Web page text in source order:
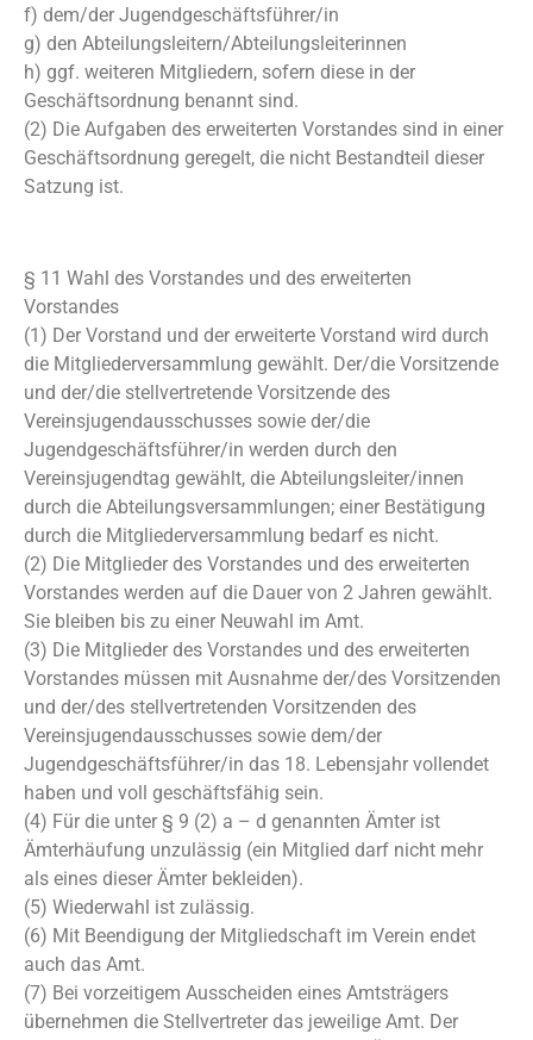
f) dem/der Jugendgeschäftsführer/in
g) den Abteilungsleitern/Abteilungsleiterinnen
h) ggf. weiteren Mitgliedern, sofern diese in der
Geschäftsordnung benannt sind.
(2) Die Aufgaben des erweiterten Vorstandes sind in einer
Geschäftsordnung geregelt, die nicht Bestandteil dieser
Satzung ist.
§ 11 Wahl des Vorstandes und des erweiterten
Vorstandes
(1) Der Vorstand und der erweiterte Vorstand wird durch
die Mitgliederversammlung gewählt. Der/die Vorsitzende
und der/die stellvertretende Vorsitzende des
Vereinsjugendausschusses sowie der/die
Jugendgeschäftsführer/in werden durch den
Vereinsjugendtag gewählt, die Abteilungsleiter/innen
durch die Abteilungsversammlungen; einer Bestätigung
durch die Mitgliederversammlung bedarf es nicht.
(2) Die Mitglieder des Vorstandes und des erweiterten
Vorstandes werden auf die Dauer von 2 Jahren gewählt.
Sie bleiben bis zu einer Neuwahl im Amt.
(3) Die Mitglieder des Vorstandes und des erweiterten
Vorstandes müssen mit Ausnahme der/des Vorsitzenden
und der/des stellvertretenden Vorsitzenden des
Vereinsjugendausschusses sowie dem/der
Jugendgeschäftsführer/in das 18. Lebensjahr vollendet
haben und voll geschäftsfähig sein.
(4) Für die unter § 9 (2) a – d genannten Ämter ist
Ämterhäufung unzulässig (ein Mitglied darf nicht mehr
als eines dieser Ämter bekleiden).
(5) Wiederwahl ist zulässig.
(6) Mit Beendigung der Mitgliedschaft im Verein endet
auch das Amt.
(7) Bei vorzeitigem Ausscheiden eines Amtsträgers
übernehmen die Stellvertreter das jeweilige Amt. Der